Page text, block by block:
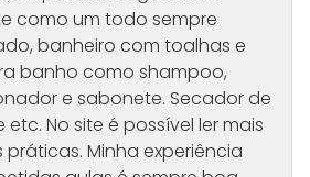
como um todo sempre
banheiro com toalhas e
banho como shampoo,
e sabonete. Secador de
No site é possível ler mais
práticas. Minha experiência